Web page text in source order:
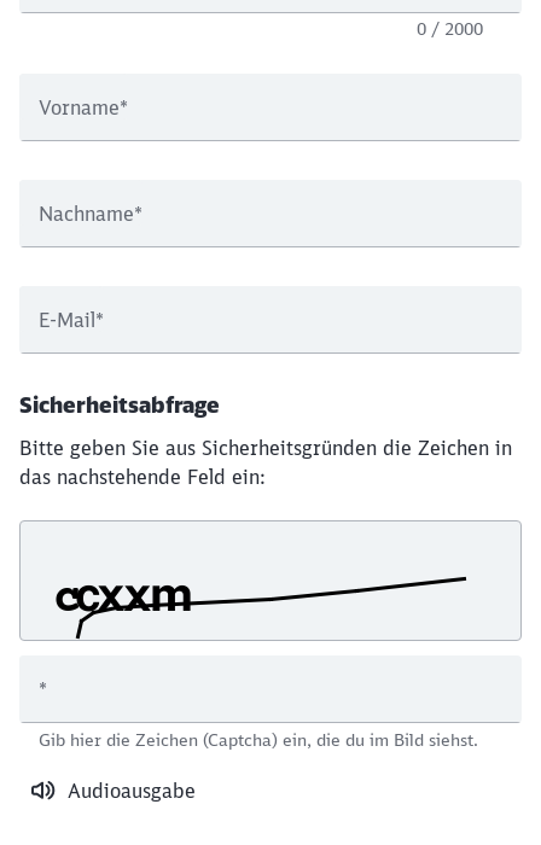
0 / 2000
Vorname*
Nachname*
E-Mail*
Sicherheitsabfrage
Bitte geben Sie aus Sicherheitsgründen die Zeichen in
das nachstehende Feld ein:
Audioausgabe
*
Gib hier die Zeichen (Captcha) ein, die du im Bild siehst.
Schließen
Möchten Sie zuweitergeleitet